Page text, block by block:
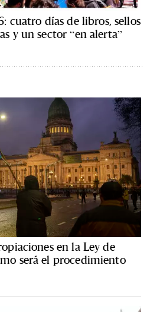
cuatro días de libros, sellos
y un sector “en alerta”
en la Ley de
será el procedimiento